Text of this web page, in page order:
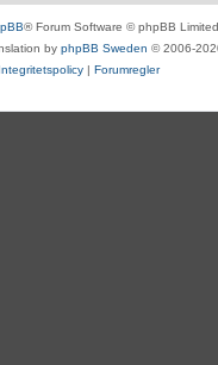
® Forum Software © phpBB Limited
by phpBB Sweden © 2006-
Integritetspolicy | Forumregler